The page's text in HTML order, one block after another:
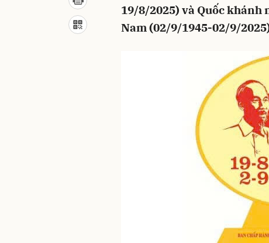
19/8/2025) và Quốc khánh
Nam (02/9/1945-02/9/